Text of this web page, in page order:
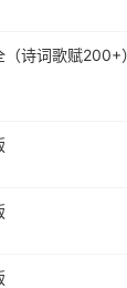
（诗词歌赋200+